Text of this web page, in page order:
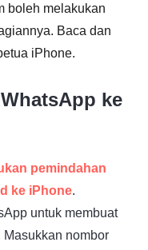
boleh melakukan
Baca dan
iPhone.
ke
pemindahan
ke iPhone.
untuk membuat
nombor